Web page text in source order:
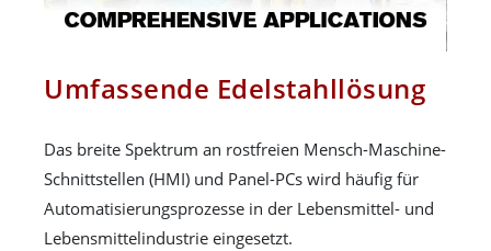
Umfassende Edelstahllösung
Das breite Spektrum an rostfreien Mensch-Maschine-
Schnittstellen (HMI) und Panel-PCs wird häufig für
Automatisierungsprozesse in der Lebensmittel- und
Lebensmittelindustrie eingesetzt.